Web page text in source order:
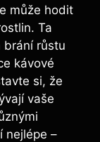
může hodit
Ta
brání růstu
kávové
si, že
vaše
nejlépe –